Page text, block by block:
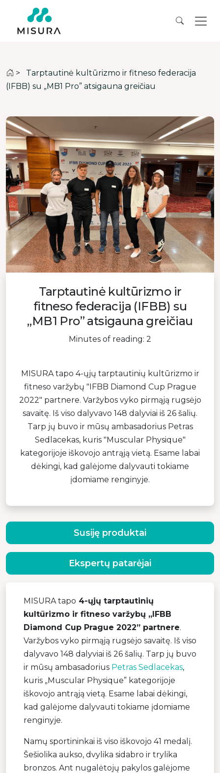
>
Tarptautinė kultūrizmo ir fitneso federacija
(IFBB) su „MB1 Pro” atsigauna greičiau
Tarptautinė kultūrizmo ir
fitneso federacija (IFBB) su
„MB1 Pro” atsigauna greičiau
Minutes of reading: 2
MISURA tapo 4-ųjų tarptautinių kultūrizmo ir
fitneso varžybų "IFBB Diamond Cup Prague
2022" partnere. Varžybos vyko pirmąją rugsėjo
savaitę. Iš viso dalyvavo 148 dalyviai iš 26 šalių.
Tarp jų buvo ir mūsų ambasadorius Petras
Sedlacekas, kuris "Muscular Physique"
kategorijoje iškovojo antrąją vietą. Esame labai
dėkingi, kad galėjome dalyvauti tokiame
įdomiame renginyje.
MISURA tapo 4-ųjų tarptautinių
kultūrizmo ir fitneso varžybų „IFBB
Diamond Cup Prague 2022” partnere.
Varžybos vyko pirmąją rugsėjo savaitę. Iš viso
dalyvavo 148 dalyviai iš 26 šalių. Tarp jų buvo
ir mūsų ambasadorius Petras Sedlacekas,
kuris „Muscular Physique” kategorijoje
iškovojo antrąją vietą. Esame labai dėkingi,
kad galėjome dalyvauti tokiame įdomiame
renginyje.
Namų sportininkai iš viso iškovojo 41 medalį.
Šešiolika aukso, dvylika sidabro ir trylika
bronzos. Ant nugalėtojų pakylos galėjome
Susiję produktai
Ekspertų patarėjai